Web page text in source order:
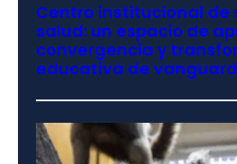
Centro institucional de
salud: un espacio de
convergencia y
educativa de